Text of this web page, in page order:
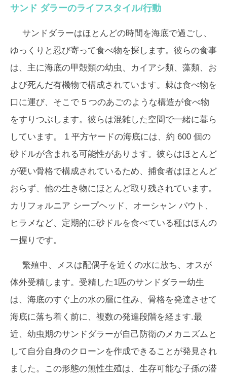
サンド ダラーのライフスタイル/行動
サンドダラーはほとんどの時間を海底で過ごし、
ゆっくりと忍び寄って食べ物を探します。彼らの食事
は、主に海底の甲殻類の幼虫、カイアシ類、藻類、お
よび死んだ有機物で構成されています。棘は食べ物を
口に運び、そこで 5 つのあごのような構造が食べ物
をすりつぶします。彼らは混雑した空間で一緒に暮ら
しています。 1 平方ヤードの海底には、約 600 個の
砂ドルが含まれる可能性があります。彼らはほとんど
が硬い骨格で構成されているため、捕食者はほとんど
おらず、他の生き物にほとんど取り残されています。
カリフォルニア シープヘッド、オーシャン パウト、
ヒラメなど、定期的に砂ドルを食べている種はほんの
一握りです。
繁殖中、メスは配偶子を近くの水に放ち、オスが
体外受精します。受精した1匹のサンドダラー幼生
は、海底のすぐ上の水の層に住み、骨格を発達させて
海底に落ち着く前に、複数の発達段階を経ます.最
近、幼虫期のサンドダラーが自己防衛のメカニズムと
して自分自身のクローンを作成できることが発見され
ました。この形態の無性生殖は、生存可能な子孫の潜